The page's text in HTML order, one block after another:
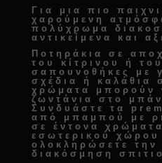
Για μια πιο
χαρούμενη
πολύχρωμα
αντικείμενα και
Ποτηράκια σε
του κίτρινου ή
σαπουνοθήκες με
σχέδια ή καλάθια
χρώματα μπορούν
ζωντάνια στο
Συνδυάστε τα
από μπαμπού
με
σε έντονα
εσωτερικού χώρου
ολοκληρώσετε την
διακόσμηση